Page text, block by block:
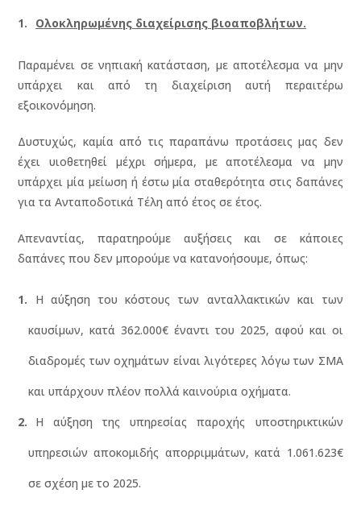
Ολοκληρωμένης διαχείρισης βιοαποβλήτων.
Παραμένει σε νηπιακή κατάσταση, με αποτέλεσμα να μην
υπάρχει και από τη διαχείριση αυτή περαιτέρω
εξοικονόμηση.
Δυστυχώς, καμία από τις παραπάνω προτάσεις μας δεν
έχει υιοθετηθεί μέχρι σήμερα, με αποτέλεσμα να μην
υπάρχει μία μείωση ή έστω μία σταθερότητα στις δαπάνες
για τα Ανταποδοτικά Τέλη από έτος σε έτος.
Απεναντίας, παρατηρούμε αυξήσεις και σε κάποιες
δαπάνες που δεν μπορούμε να κατανοήσουμε, όπως:
Η αύξηση του κόστους των ανταλλακτικών και των
καυσίμων, κατά 362.000€ έναντι του 2025, αφού και οι
διαδρομές των οχημάτων είναι λιγότερες λόγω των ΣΜΑ
και υπάρχουν πλέον πολλά καινούρια οχήματα.
Η αύξηση της υπηρεσίας παροχής υποστηρικτικών
υπηρεσιών αποκομιδής απορριμμάτων, κατά 1.061.623€
σε σχέση με το 2025.